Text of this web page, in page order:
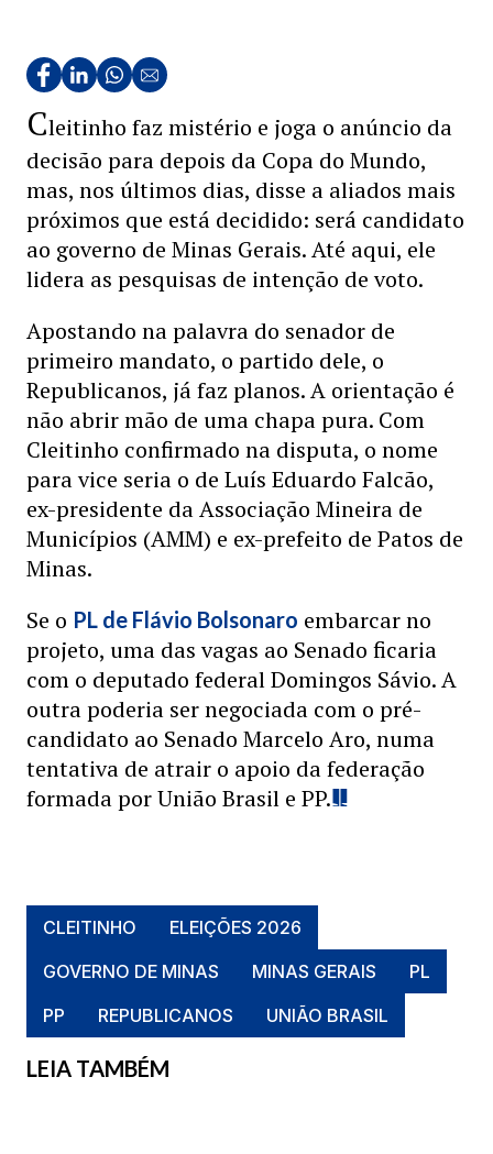
Cleitinho faz mistério e joga o anúncio da
decisão para depois da Copa do Mundo,
mas, nos últimos dias, disse a aliados mais
próximos que está decidido: será candidato
ao governo de Minas Gerais. Até aqui, ele
lidera as pesquisas de intenção de voto.
Apostando na palavra do senador de
primeiro mandato, o partido dele, o
Republicanos, já faz planos. A orientação é
não abrir mão de uma chapa pura. Com
Cleitinho confirmado na disputa, o nome
para vice seria o de Luís Eduardo Falcão,
ex-presidente da Associação Mineira de
Municípios (AMM) e ex-prefeito de Patos de
Minas.
Se o PL de Flávio Bolsonaro embarcar no
projeto, uma das vagas ao Senado ficaria
com o deputado federal Domingos Sávio. A
outra poderia ser negociada com o pré-
candidato ao Senado Marcelo Aro, numa
tentativa de atrair o apoio da federação
formada por União Brasil e PP.
CLEITINHO
ELEIÇÕES 2026
GOVERNO DE MINAS
MINAS GERAIS
PL
PP
REPUBLICANOS UNIÃO BRASIL
LEIA TAMBÉM